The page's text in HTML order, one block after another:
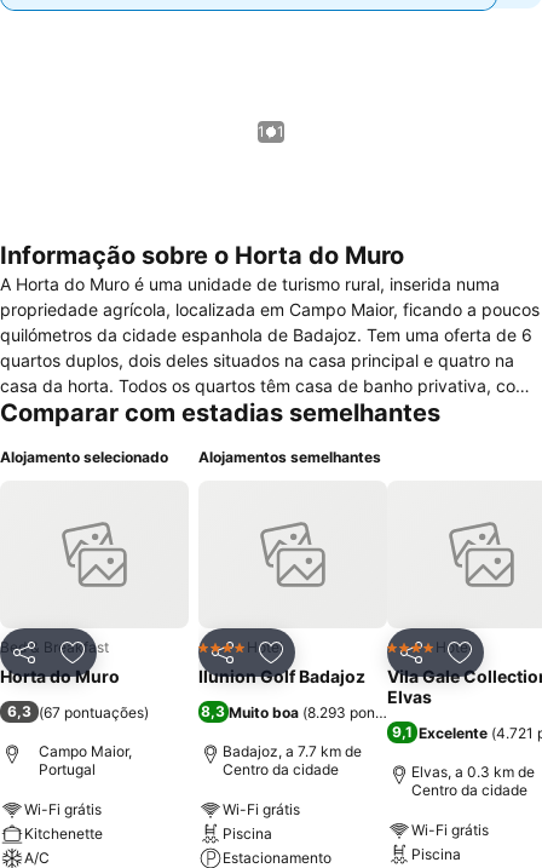
1 / 1
Informação sobre o Horta do Muro
A Horta do Muro é uma unidade de turismo rural, inserida numa
propriedade agrícola, localizada em Campo Maior, ficando a poucos
quilómetros da cidade espanhola de Badajoz. Tem uma oferta de 6
quartos duplos, dois deles situados na casa principal e quatro na
casa da horta. Todos os quartos têm casa de banho privativa, com
duche ou banheira, e estão equipados com ar condicionado e
comum com lareira, espaços de estar e de lazer, uma cozinha
casa principal dispõem de aquecimento central. Os hóspedes
também podem usufruir de piscina exterior, cadeiras de praia e do
alpendre. Para além do pequeno-almoço, podem ser servidas
horta de agricultura biológica da propriedade. Também estão
disponíveis bicicletas de BTT e cavalos, que podem ser montados
em percurso hípico ou no picadeiro. Existe estacionamento
privativo.
Comparar com estadias semelhantes
Alojamento selecionado
PartilharAdicionar aos favoritos
Bed & Breakfast
Horta do Muro
6,3 (67 pontuações)
Campo Maior,
Portugal
Wi-Fi grátis
Kitchenette
A/C
Alojamentos semelhantes
PartilharAdicionar aos favoritos
4 EstrelasHotel
Ilunion Golf Badajoz
8,3Muito boa (8.293 pontuações
Badajoz, a 7.7 km de
Centro da cidade
Wi-Fi grátis
Piscina
Estacionamento
Partilhar
4 EstrelasHotel
Vila Gale
Elvas
9,1 Excelente (4.721
Elvas, a 0.3 km de
Centro da cidade
Wi-Fi grátis
Piscina